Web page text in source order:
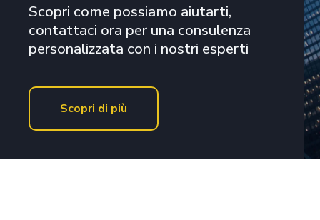
Scopri come possiamo aiutarti,
contattaci ora per una consulenza
personalizzata con i nostri esperti
Scopri di più